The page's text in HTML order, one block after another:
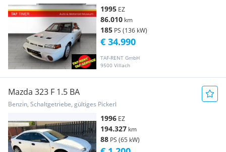
1995 EZ
86.010 km
185 PS (136 kW)
TAF-RENT GmbH
9500 Villach
€ 34.990
Mazda 323 F 1.5 BA
Benzin, Schaltgetriebe, gültiges Pickerl
1996 EZ
194.327 km
88 PS (65 kW)